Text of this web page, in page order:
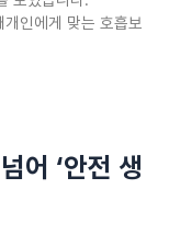
인에게 맞는 호흡보
어 ‘안전 생